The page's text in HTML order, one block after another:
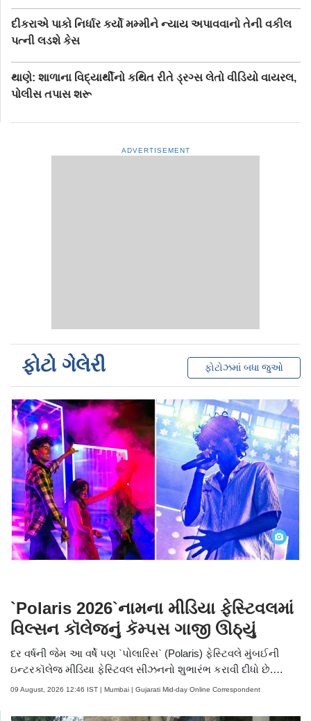
દીકરાએ પાકો નિર્ધાર કર્યો મમ્મીને ન્યાય અપાવવાનો તેની વકીલ
પત્ની લડશે કેસ
થાણે: શાળાના વિદ્યાર્થીનો કથિત રીતે ડ્રગ્સ લેતો વીડિયો વાયરલ,
પોલીસ તપાસ શરૂ
ADVERTISEMENT
ફોટો ગેલેરી ફોટોઝમાં બધા જુઓ
`Polaris 2026`નામના મીડિયા ફેસ્ટિવલમાં
વિલ્સન કૉલેજનું કૅમ્પસ ગાજી ઊઠ્યું
દર વર્ષની જેમ આ વર્ષે પણ `પોલારિસ` (Polaris) ફેસ્ટિવલે મુંબઈની
ઇન્ટરકૉલેજ મીડિયા ફેસ્ટિવલ સીઝનનો શુભારંભ કરાવી દીધો છે.
વિલ્સન કૉલેજનો આ વાર્ષિક ઉત્સવ યુવા જર્નલિસ્ટ, ફિલ્મમેકર્સ,
એક મંચ પૂરો પાડે છે.
09 August, 2026 12:46 IST | Mumbai | Gujarati Mid-day Online Correspondent